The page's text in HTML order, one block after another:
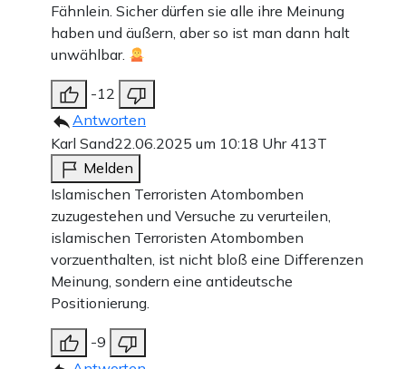
Fähnlein. Sicher dürfen sie alle ihre Meinung
haben und äußern, aber so ist man dann halt
unwählbar.
-12
Antworten
Karl Sand22.06.2025 um 10:18 Uhr 413T
Melden
Islamischen Terroristen Atombomben
zuzugestehen und Versuche zu verurteilen,
islamischen Terroristen Atombomben
vorzuenthalten, ist nicht bloß eine Differenzen
Meinung, sondern eine antideutsche
Positionierung.
-9